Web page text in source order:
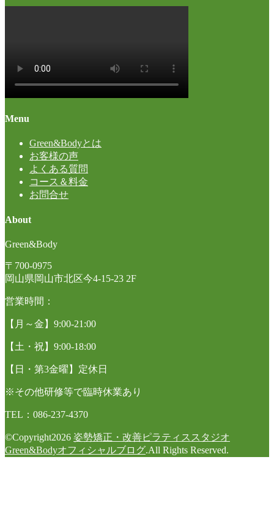
Menu
Green&Bodyとは
お客様の声
よくある質問
コース＆料金
お問合せ
About
Green&Body
〒700-0975
岡山県岡山市北区今4-15-23 2F
営業時間：
【月～金】9:00-21:00
【土・祝】9:00-18:00
【日・第3金曜】定休日
※その他研修等で臨時休業あり
TEL：086-237-4370
©Copyright2026 姿勢矯正・改善ピラティススタジオ
Green&Bodyオフィシャルブログ.All Rights Reserved.